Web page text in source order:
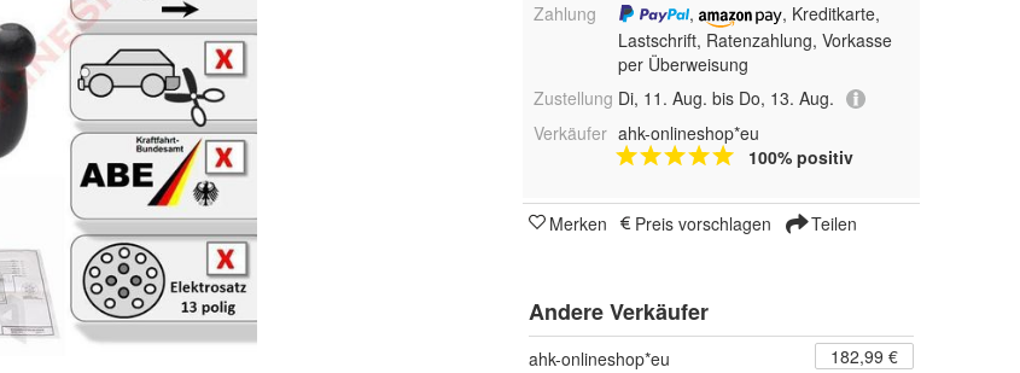
Zahlung
,
, Kreditkarte,
Lastschrift, Ratenzahlung, Vorkasse
per Überweisung
Zustellung Di, 11. Aug. bis Do, 13. Aug.
Verkäufer ahk-onlineshop*eu
100% positiv
Merken Preis vorschlagen Teilen
Andere Verkäufer
ahk-onlineshop*eu
182,99 €